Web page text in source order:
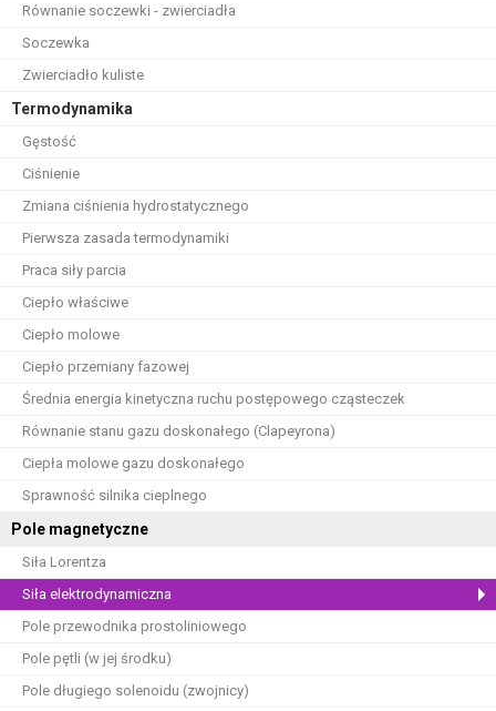
Równanie soczewki - zwierciadła
Soczewka
Zwierciadło kuliste
Termodynamika
Gęstość
Ciśnienie
Zmiana ciśnienia hydrostatycznego
Pierwsza zasada termodynamiki
Praca siły parcia
Ciepło właściwe
Ciepło molowe
Ciepło przemiany fazowej
Średnia energia kinetyczna ruchu postępowego cząsteczek
Równanie stanu gazu doskonałego (Clapeyrona)
Ciepła molowe gazu doskonałego
Sprawność silnika cieplnego
Pole magnetyczne
Siła Lorentza
Siła elektrodynamiczna
Pole przewodnika prostoliniowego
Pole pętli (w jej środku)
Pole długiego solenoidu (zwojnicy)